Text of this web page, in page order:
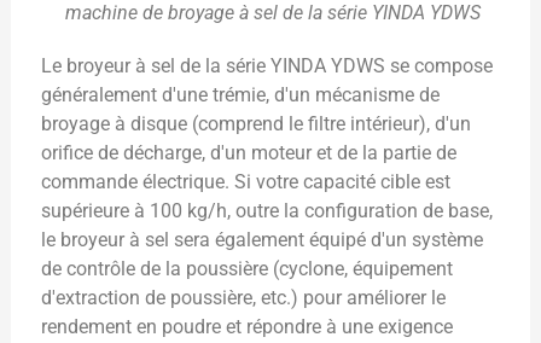
machine de broyage à sel de la série YINDA YDWS
Le broyeur à sel de la série YINDA YDWS se compose
généralement d'une trémie, d'un mécanisme de
broyage à disque (comprend le filtre intérieur), d'un
orifice de décharge, d'un moteur et de la partie de
commande électrique. Si votre capacité cible est
supérieure à 100 kg/h, outre la configuration de base,
le broyeur à sel sera également équipé d'un système
de contrôle de la poussière (cyclone, équipement
d'extraction de poussière, etc.) pour améliorer le
rendement en poudre et répondre à une exigence